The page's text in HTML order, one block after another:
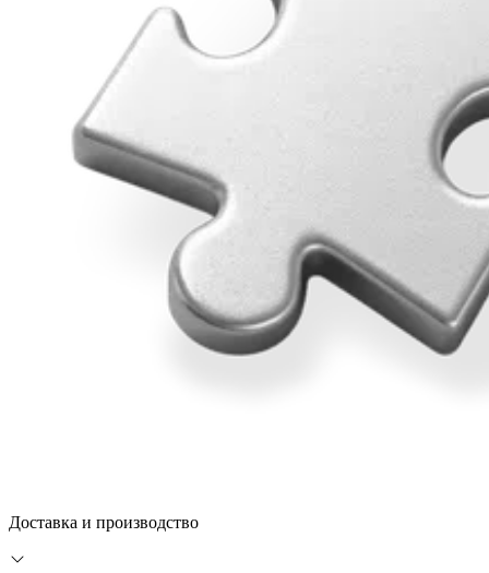
Доставка и производство